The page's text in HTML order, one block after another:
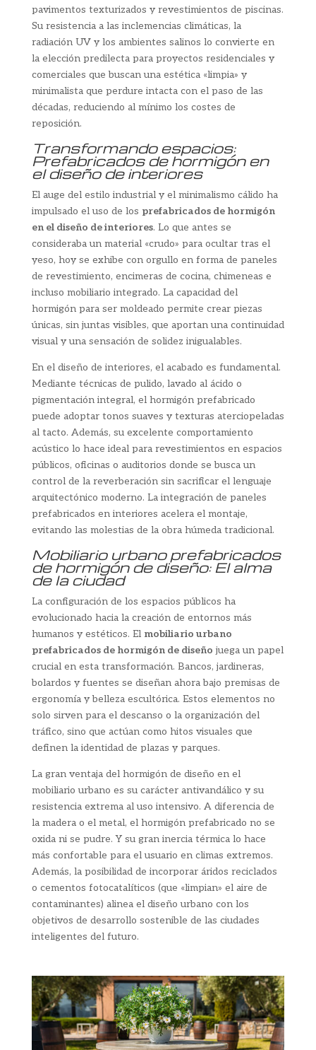
pavimentos texturizados y revestimientos de piscinas.
Su resistencia a las inclemencias climáticas, la
radiación UV y los ambientes salinos lo convierte en
la elección predilecta para proyectos residenciales y
comerciales que buscan una estética «limpia» y
minimalista que perdure intacta con el paso de las
décadas, reduciendo al mínimo los costes de
reposición.
Transformando espacios:
Prefabricados de hormigón en
el diseño de interiores
El auge del estilo industrial y el minimalismo cálido ha
impulsado el uso de los prefabricados de hormigón
en el diseño de interiores. Lo que antes se
consideraba un material «crudo» para ocultar tras el
yeso, hoy se exhibe con orgullo en forma de paneles
de revestimiento, encimeras de cocina, chimeneas e
incluso mobiliario integrado. La capacidad del
hormigón para ser moldeado permite crear piezas
únicas, sin juntas visibles, que aportan una continuidad
visual y una sensación de solidez inigualables.
En el diseño de interiores, el acabado es fundamental.
Mediante técnicas de pulido, lavado al ácido o
pigmentación integral, el hormigón prefabricado
puede adoptar tonos suaves y texturas aterciopeladas
al tacto. Además, su excelente comportamiento
acústico lo hace ideal para revestimientos en espacios
públicos, oficinas o auditorios donde se busca un
control de la reverberación sin sacrificar el lenguaje
arquitectónico moderno. La integración de paneles
prefabricados en interiores acelera el montaje,
evitando las molestias de la obra húmeda tradicional.
Mobiliario urbano prefabricados
de hormigón de diseño: El alma
de la ciudad
La configuración de los espacios públicos ha
evolucionado hacia la creación de entornos más
humanos y estéticos. El mobiliario urbano
prefabricados de hormigón de diseño juega un papel
crucial en esta transformación. Bancos, jardineras,
bolardos y fuentes se diseñan ahora bajo premisas de
ergonomía y belleza escultórica. Estos elementos no
solo sirven para el descanso o la organización del
tráfico, sino que actúan como hitos visuales que
definen la identidad de plazas y parques.
La gran ventaja del hormigón de diseño en el
mobiliario urbano es su carácter antivandálico y su
resistencia extrema al uso intensivo. A diferencia de
la madera o el metal, el hormigón prefabricado no se
oxida ni se pudre. Y su gran inercia térmica lo hace
más confortable para el usuario en climas extremos.
Además, la posibilidad de incorporar áridos reciclados
o cementos fotocatalíticos (que «limpian» el aire de
contaminantes) alinea el diseño urbano con los
objetivos de desarrollo sostenible de las ciudades
inteligentes del futuro.